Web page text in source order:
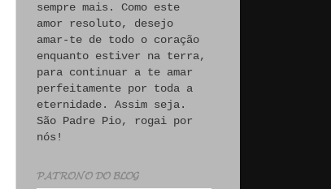
sempre mais. Como este
amor resoluto, desejo
amar-te de todo o coração
enquanto estiver na terra,
para continuar a te amar
perfeitamente por toda a
eternidade. Assim seja.
São Padre Pio, rogai por
nós!
𝓟𝓐𝓣𝓡𝓞𝓝𝓞 𝓓𝓞 𝓑𝓛𝓞𝓖